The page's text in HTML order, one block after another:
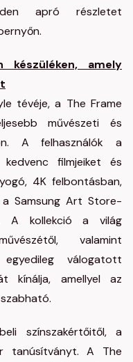
apró részletet
készüléken, amely
tévéje, a The Frame
művészeti és
A felhasználók a
filmjeiket és
4K felbontásban,
Samsung Art Store-
A kollekció a világ
valamint
válogatott
kínálja, amellyel az
színszakértőitől, a
tanúsítványt. A The